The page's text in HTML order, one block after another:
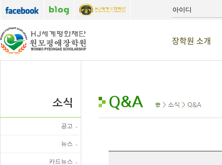
장학원 소개
소식
공고
뉴스
카드뉴스
Q&A > 소식 > Q&A